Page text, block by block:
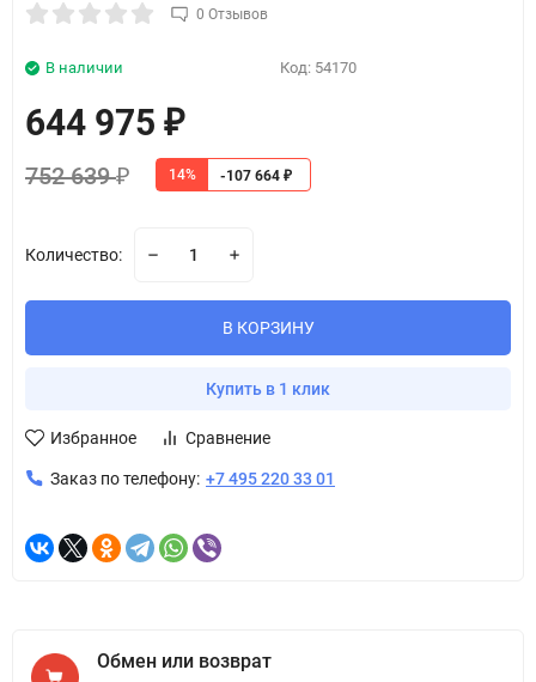
0 Отзывов
В наличии Код: 54170
644 975 ₽
752 639₽ 14% -107 664 ₽
Количество:
В КОРЗИНУ
Купить в 1 клик
Избранное Сравнение
Заказ по телефону: +7 495 220 33 01
Обмен или возврат